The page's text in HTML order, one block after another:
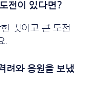
것이고 큰 도전
.